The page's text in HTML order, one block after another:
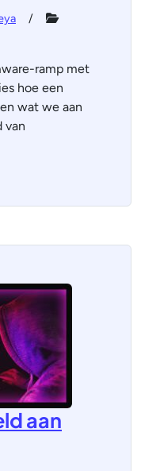
ramp met
hoe een
wat we aan
van
aan